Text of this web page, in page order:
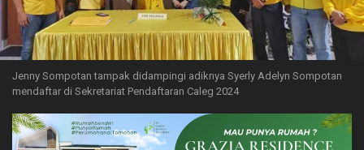
Jenny Sompotan tampak didampingi adiknya Syerly Adelyn Sompotan
mendaftar di Sekretariat Pendaftaran Caleg 2024